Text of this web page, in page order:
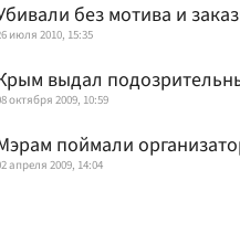
без мотива и
июля 2010, 15:35
выдал
октября 2009, 10:59
поймали
апреля 2009, 14:04